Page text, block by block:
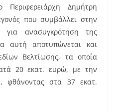
Δημήτρη
που συμβάλλει στην
για ανασυγκρότηση της
αυτή αποτυπώνεται και
Βελτίωσης, τα οποία
20 εκατ. ευρώ, με την
φθάνοντας στα 37 εκατ.